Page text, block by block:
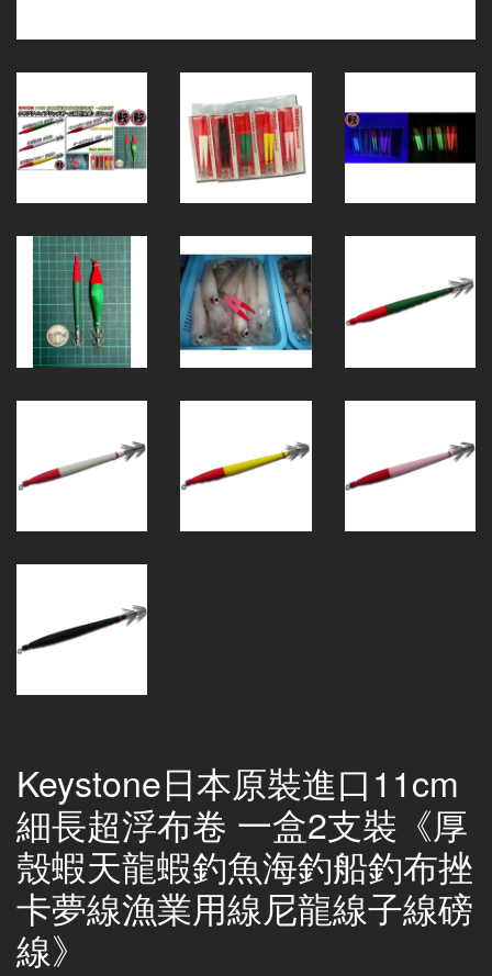
Keystone日本原裝進口11cm
細長超浮布卷 一盒2支裝《厚
殼蝦天龍蝦釣魚海釣船釣布挫
卡夢線漁業用線尼龍線子線磅
線》